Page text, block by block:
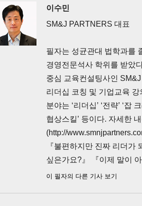
이수민
SM&J PARTNERS 대표
필자는 성균관대 법학과를
경영전문석사 학위를 받았
중심 교육컨설팅사인
리더십 코칭 및 기업교육
분야는 ‘리더십’ ‘전략’ ‘잡
협상스킬’ 등이다. 자세한
(http://
『불편하지만 진짜 리더가
싶은가요?』 『이제 말이
이 필자의 다른 기사 보기